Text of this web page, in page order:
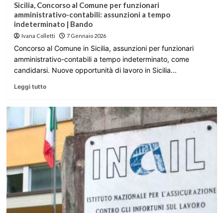
Sicilia, Concorso al Comune per funzionari
amministrativo-contabili: assunzioni a tempo
indeterminato | Bando
Ivana Colletti 7 Gennaio 2026
Concorso al Comune in Sicilia, assunzioni per funzionari
amministrativo-contabili a tempo indeterminato, come
candidarsi. Nuove opportunità di lavoro in Sicilia...
Leggi tutto